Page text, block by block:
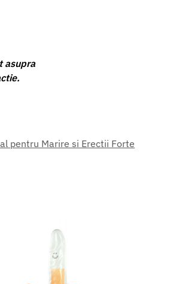
asupra
pentru Marire si Erectii Forte